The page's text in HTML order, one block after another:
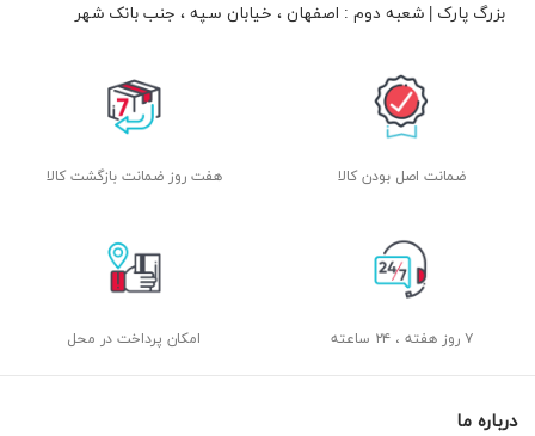
بزرگ پارک | شعبه دوم : اصفهان ، خیابان سپه ، جنب بانک شهر
ضمانت اصل بودن کالا هفت روز ضمانت بازگشت کالا
۷ روز هفته ، ۲۴ ساعته امکان پرداخت در محل
درباره ما